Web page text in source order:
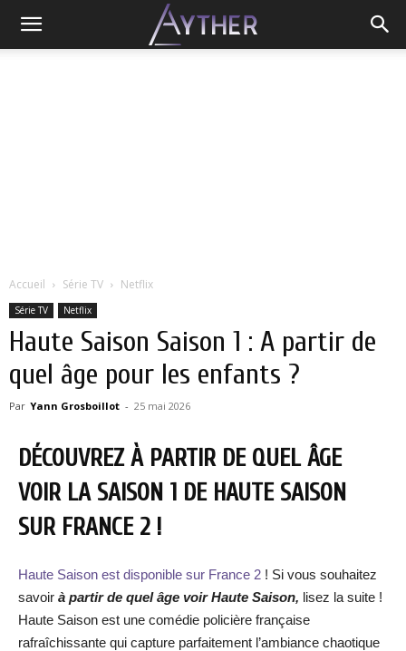
Accueil Série TV Netflix
Série TV Netflix
Haute Saison Saison 1 : A partir de
quel âge pour les enfants ?
Par Yann Grosboillot - 25 mai 2026
DÉCOUVREZ À PARTIR DE QUEL ÂGE
VOIR LA SAISON 1 DE HAUTE SAISON
SUR FRANCE 2 !
Haute Saison est disponible sur France 2 ! Si vous souhaitez
savoir à partir de quel âge voir Haute Saison, lisez la suite !
Haute Saison est une comédie policière française
rafraîchissante qui capture parfaitement l’ambiance chaotique